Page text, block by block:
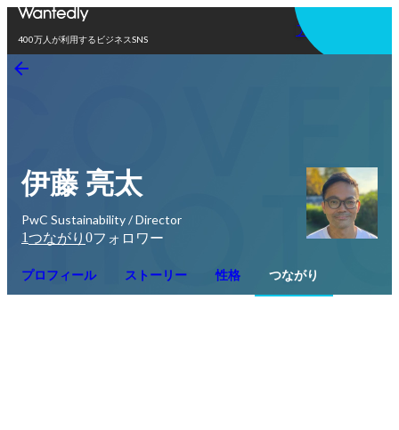
400万人が利用するビジネスSNS
アプリを使う
伊藤 亮太
PwC Sustainability / Director
1つながり 0フォロワー
プロフィール ストーリー 性格 つながり